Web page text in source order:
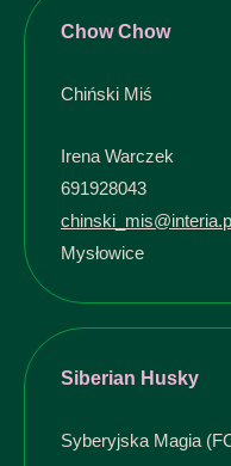
Chow Chow
Chiński Miś
Irena Warczek
691928043
Mysłowice
Siberian Husky
Syberyjska Magia